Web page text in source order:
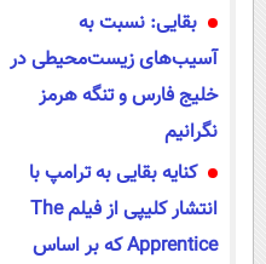
بقایی: نسبت به
آسیب‌های زیست‌محیطی در
خلیج فارس و تنگه هرمز
نگرانیم
کنایه بقایی به ترامپ با
انتشار کلیپی از فیلم The
Apprentice که بر اساس